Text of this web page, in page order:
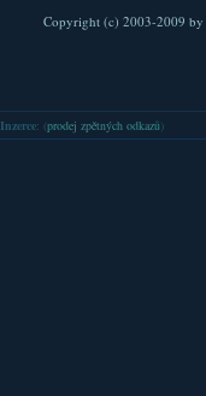
Copyright (c) 2003-2009 by
Inzerce: (prodej zpětných odkazů )